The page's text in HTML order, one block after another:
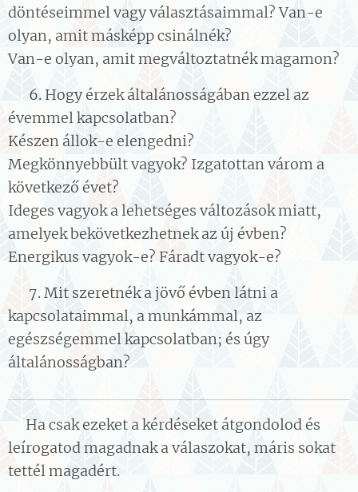
döntéseimmel vagy választásaimmal? Van-e
olyan, amit másképp csinálnék?
Van-e olyan, amit megváltoztatnék magamon?
👉 6. Hogy érzek általánosságában ezzel az
évemmel kapcsolatban?
Készen állok-e elengedni?
Megkönnyebbült vagyok? Izgatottan várom a
következő évet?
Ideges vagyok a lehetséges változások miatt,
amelyek bekövetkezhetnek az új évben?
Energikus vagyok-e? Fáradt vagyok-e?
👉 7. Mit szeretnék a jövő évben látni a
kapcsolataimmal, a munkámmal, az
egészségemmel kapcsolatban; és úgy
általánosságban?
🌲Ha csak ezeket a kérdéseket átgondolod és
leírogatod magadnak a válaszokat, máris sokat
tettél magadért. 🎁